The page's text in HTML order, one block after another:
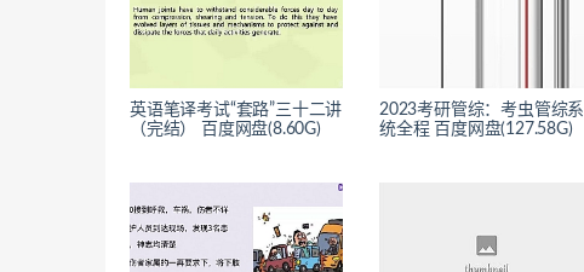
英语笔译考试“套路”三十二讲
（完结） 百度网盘(8.60G)
2023考研管综：考虫管综系
统全程 百度网盘(127.58G)